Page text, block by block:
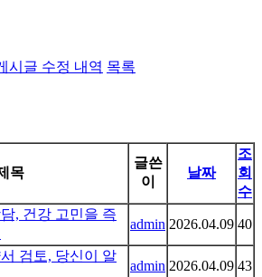
시글 수정 내역 목록
목
글쓴
이
날짜
조
회
수
, 건강 고민을 즉
admin 2026.04.09 40
검토, 당신이 알
admin 2026.04.09 43